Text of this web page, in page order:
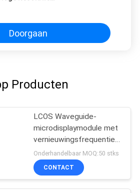
Doorgaan
Producten
LCOS Waveguide-
microdisplaymodule met
vernieuwingsfrequentie
van 120 Hz, gezichtsveld
van 40° en resolutie van
1920 x 1080
Onderhandelbaar MOQ:50 stks
CONTACT